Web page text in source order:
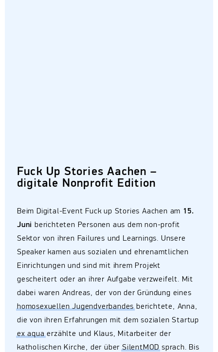
Fuck Up Stories Aachen –
digitale Nonprofit Edition
Beim Digital-Event Fuck up Stories Aachen am 15.
Juni berichteten Personen aus dem non-profit
Sektor von ihren Failures und Learnings. Unsere
Speaker kamen aus sozialen und ehrenamtlichen
Einrichtungen und sind mit ihrem Projekt
gescheitert oder an ihrer Aufgabe verzweifelt. Mit
dabei waren Andreas, der von der Gründung eines
homosexuellen Jugendverbandesberichtete, Anna,
die von ihren Erfahrungen mit dem sozialen Startup
ex aquaerzählte und Klaus, Mitarbeiter der
katholischen Kirche, der überSilentMODsprach. Bis